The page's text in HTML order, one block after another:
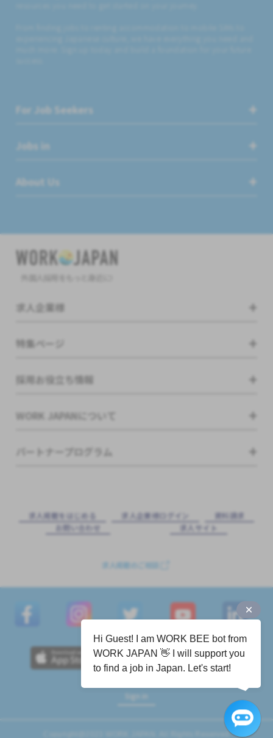
For Job Seekers
Jobs in
About Us
求人企業様
特集ページ
採用お役立ち情報
WORK JAPANについて
パートナープログラム
求⼈掲載をはじめる 求⼈企業様ログイン
資料請求
お問い合わせ
求⼈サイト
求人掲載のご相談
Sign in
Copyright@2023 WORK JAPAN. All Rights Reserved
Hi Guest! I am WORK BEE bot from
WORK JAPAN 👋 I will support you
to find a job in Japan. Let's start!